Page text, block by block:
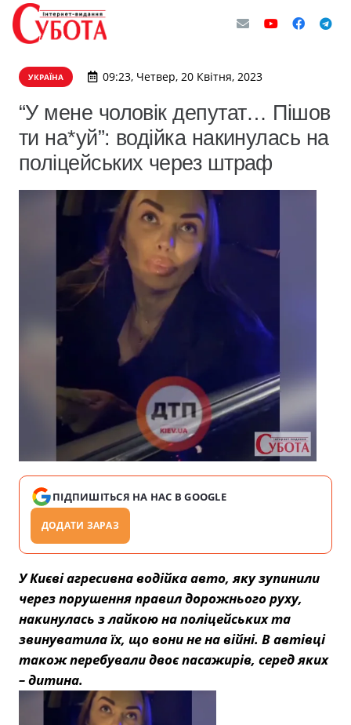
УКРАЇНА 09:23, Четвер, 20 Квітня, 2023
“У мене чоловік депутат… Пішов
ти на*уй”: водійка накинулась на
поліцейських через штраф
ПІДПИШІТЬСЯ НА НАС В GOOGLE
ДОДАТИ ЗАРАЗ
У Києві агресивна водійка авто, яку зупинили
через порушення правил дорожнього руху,
накинулась з лайкою на поліцейських та
звинуватила їх, що вони не на війні. В автівці
також перебували двоє пасажирів, серед яких
– дитина.